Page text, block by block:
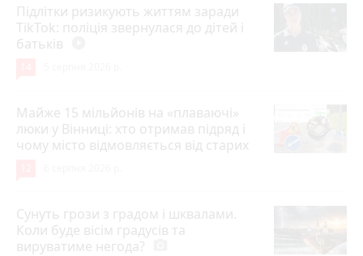
Підлітки ризикують життям заради
TikTok: поліція звернулася до дітей і
батьків
Майже 15 мільйонів на «плаваючі»
люки у Вінниці: хто отримав підряд і
чому місто відмовляється від старих
Сунуть грози з градом і шквалами.
Коли буде вісім градусів та
вируватиме негода?